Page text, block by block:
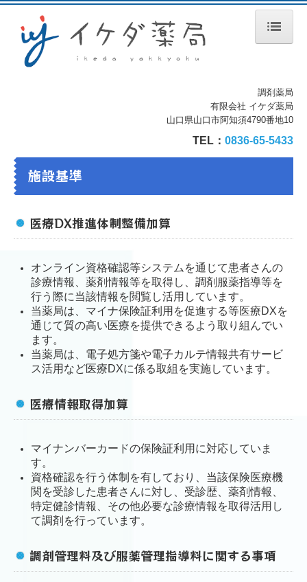
ホーム
会社案内
薬剤師（正社員）募集
薬剤師（パート）募集
調剤薬局
有限会社 イケダ薬局
山口県山口市阿知須4790番地10
TEL： 0836-65-5433
施設基準
医療DX推進体制整備加算
オンライン資格確認等システムを通じて患者さんの
診療情報、薬剤情報等を取得し、調剤服薬指導等を
行う際に当該情報を閲覧し活用しています。
当薬局は、マイナ保険証利用を促進する等医療DXを
通じて質の高い医療を提供できるよう取り組んでい
ます。
当薬局は、電子処方箋や電子カルテ情報共有サービ
ス活用など医療DXに係る取組を実施しています。
医療情報取得加算
マイナンバーカードの保険証利用に対応していま
す。
資格確認を行う体制を有しており、当該保険医療機
関を受診した患者さんに対し、受診歴、薬剤情報、
特定健診情報、その他必要な診療情報を取得活用し
て調剤を行っています。
調剤管理料及び服薬管理指導料に関する事項